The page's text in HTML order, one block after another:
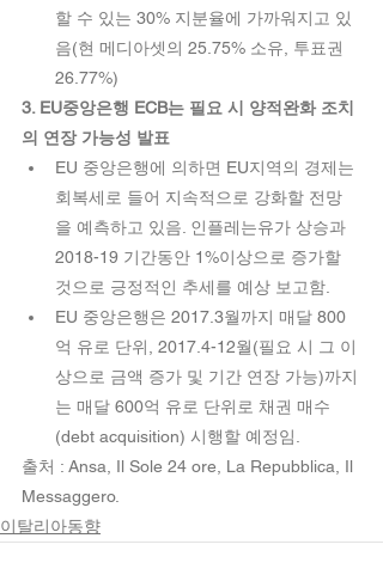
할 수 있는 30% 지분율에 가까워지고 있
음(현 메디아셋의 25.75% 소유, 투표권
26.77%)
3. EU중앙은행 ECB는 필요 시 양적완화 조치
의 연장 가능성 발표
EU 중앙은행에 의하면 EU지역의 경제는
회복세로 들어 지속적으로 강화할 전망
을 예측하고 있음. 인플레는유가 상승과
2018-19 기간동안 1%이상으로 증가할
것으로 긍정적인 추세를 예상 보고함.
EU 중앙은행은 2017.3월까지 매달 800
억 유로 단위, 2017.4-12월(필요 시 그 이
상으로 금액 증가 및 기간 연장 가능)까지
는 매달 600억 유로 단위로 채권 매수
(debt acquisition) 시행할 예정임.
출처 : Ansa, Il Sole 24 ore, La Repubblica, Il
Messaggero.
이탈리아동향